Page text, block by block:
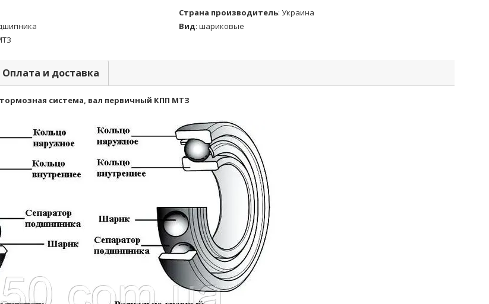
Страна производитель: Украина
Вид: шариковые
Оплата и доставка
система, вал первичный КПП МТЗ